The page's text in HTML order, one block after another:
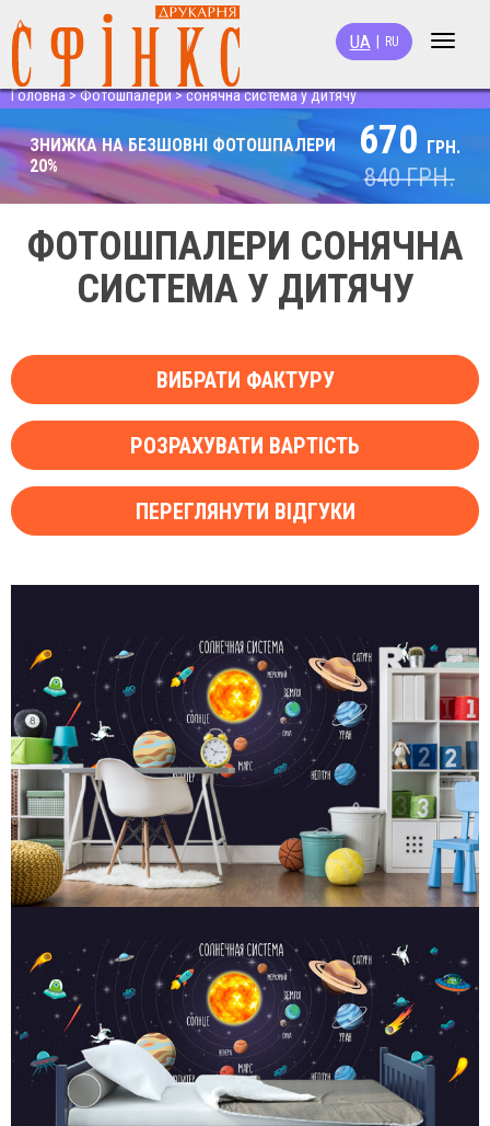
Toggle
UA RU
Головна>Фотошпалери>сонячна система у дитячу
ЗНИЖКА НА БЕЗШОВНІ ФОТОШПАЛЕРИ
20%
670 ГРН.
840ГРН.
ФОТОШПАЛЕРИ СОНЯЧНА
СИСТЕМА У ДИТЯЧУ
ВИБРАТИ ФАКТУРУ
РОЗРАХУВАТИ ВАРТІСТЬ
ПЕРЕГЛЯНУТИ ВІДГУКИ